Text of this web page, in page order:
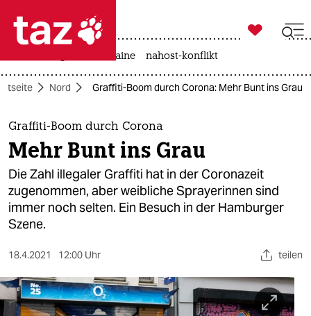
 taz zahl ich
taz zahl ich
themen
politik
öko
gesellschaft
kultur
sport

taz zahl ich
krieg in der ukraine nahost-konflikt
Nord Graffiti-Boom durch Corona: Mehr Bunt ins Grau
Graffiti-Boom durch Corona
Mehr Bunt ins Grau
Die Zahl illegaler Graffiti hat in der Coronazeit
zugenommen, aber weibliche Sprayerinnen sind
immer noch selten. Ein Besuch in der Hamburger
Szene.
18.4.2021 12:00 Uhr teilen